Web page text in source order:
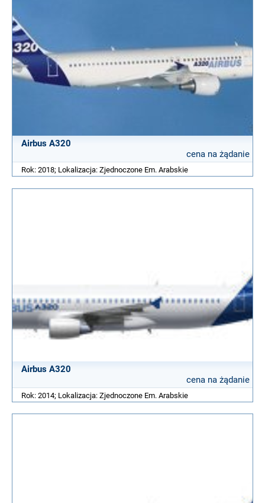
Airbus A320
cena na żądanie
Rok: 2018; Lokalizacja: Zjednoczone Em. Arabskie
Airbus A320
cena na żądanie
Rok: 2014; Lokalizacja: Zjednoczone Em. Arabskie